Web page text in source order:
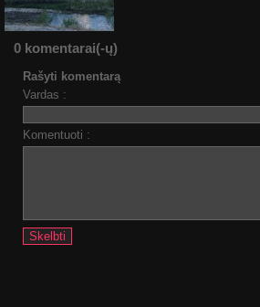
0 komentarai(-ų)
Rašyti komentarą
Vardas :
Komentuoti :